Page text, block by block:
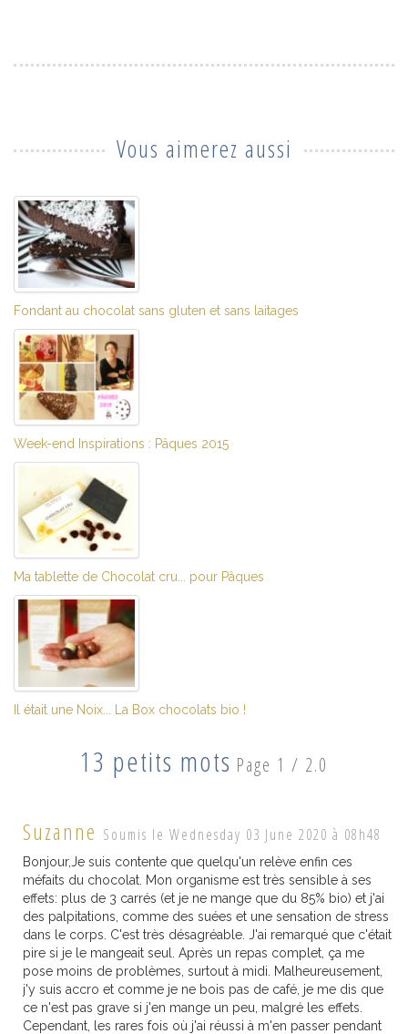
Vous aimerez aussi
Fondant au chocolat sans gluten et sans laitages
Week-end Inspirations : Pâques 2015
Ma tablette de Chocolat cru... pour Pâques
Il était une Noix... La Box chocolats bio !
13 petits mots Page 1 / 2.0
Suzanne Soumis le Wednesday 03 June 2020 à 08h48
Bonjour,Je suis contente que quelqu'un relève enfin ces
méfaits du chocolat. Mon organisme est très sensible à ses
effets: plus de 3 carrés (et je ne mange que du 85% bio) et j'ai
des palpitations, comme des suées et une sensation de stress
dans le corps. C'est très désagréable. J'ai remarqué que c'était
pire si je le mangeait seul. Après un repas complet, ça me
pose moins de problèmes, surtout à midi. Malheureusement,
j'y suis accro et comme je ne bois pas de café, je me dis que
ce n'est pas grave si j'en mange un peu, malgré les effets.
Cependant, les rares fois où j'ai réussi à m'en passer pendant